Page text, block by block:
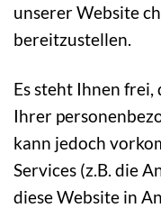
unserer Website
bereitzustellen.
Es steht Ihnen
Ihrer
kann jedoch
Services (z.B. die
diese Website in